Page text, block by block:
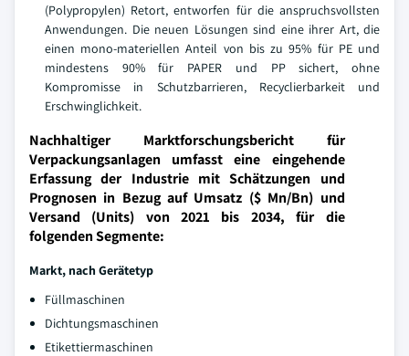
(Polypropylen) Retort, entworfen für die anspruchsvollsten
Anwendungen. Die neuen Lösungen sind eine ihrer Art, die
einen mono-materiellen Anteil von bis zu 95% für PE und
mindestens 90% für PAPER und PP sichert, ohne
Kompromisse in Schutzbarrieren, Recyclierbarkeit und
Erschwinglichkeit.
Nachhaltiger Marktforschungsbericht für
Verpackungsanlagen umfasst eine eingehende
Erfassung der Industrie mit Schätzungen und
Prognosen in Bezug auf Umsatz ($ Mn/Bn) und
Versand (Units) von 2021 bis 2034, für die
folgenden Segmente:
Markt, nach Gerätetyp
Füllmaschinen
Dichtungsmaschinen
Etikettiermaschinen